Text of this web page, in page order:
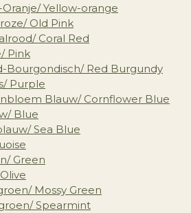
Oranje/ Yellow-orange
Old Pink
Coral Red
Pink
Bourgondisch/ Red Burgundy
Purple
Blauw/ Cornflower Blue
Blue
Sea Blue
Green
Mossy Green
Spearmint